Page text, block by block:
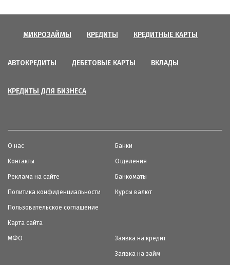
МИКРОЗАЙМЫ КРЕДИТЫ КРЕДИТНЫЕ КАРТЫ
АВТОКРЕДИТЫ ДЕБЕТОВЫЕ КАРТЫ ВКЛАДЫ
КРЕДИТЫ ДЛЯ БИЗНЕСА
О нас
Контакты
Реклама на сайте
Политика конфиденциальности
Пользовательское соглашение
Карта сайта
Банки
Отделения
Банкоматы
Курсы валют
МФО Заявка на кредит
Заявка на займ